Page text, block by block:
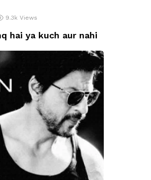
9.3k Views
hai ya kuch aur nahi